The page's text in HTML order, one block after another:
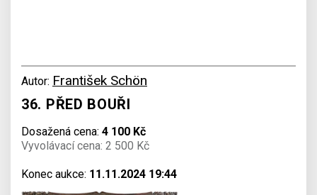
Autor: František Schön
36. PŘED BOUŘI
Dosažená cena: 4 100 Kč
Vyvolávací cena: 2 500 Kč
Konec aukce: 11.11.2024 19:44